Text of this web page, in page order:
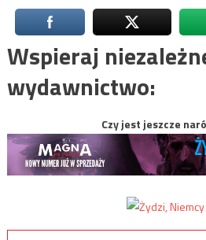
Wspieraj
wydawnictwo:
Czy jest jeszcze